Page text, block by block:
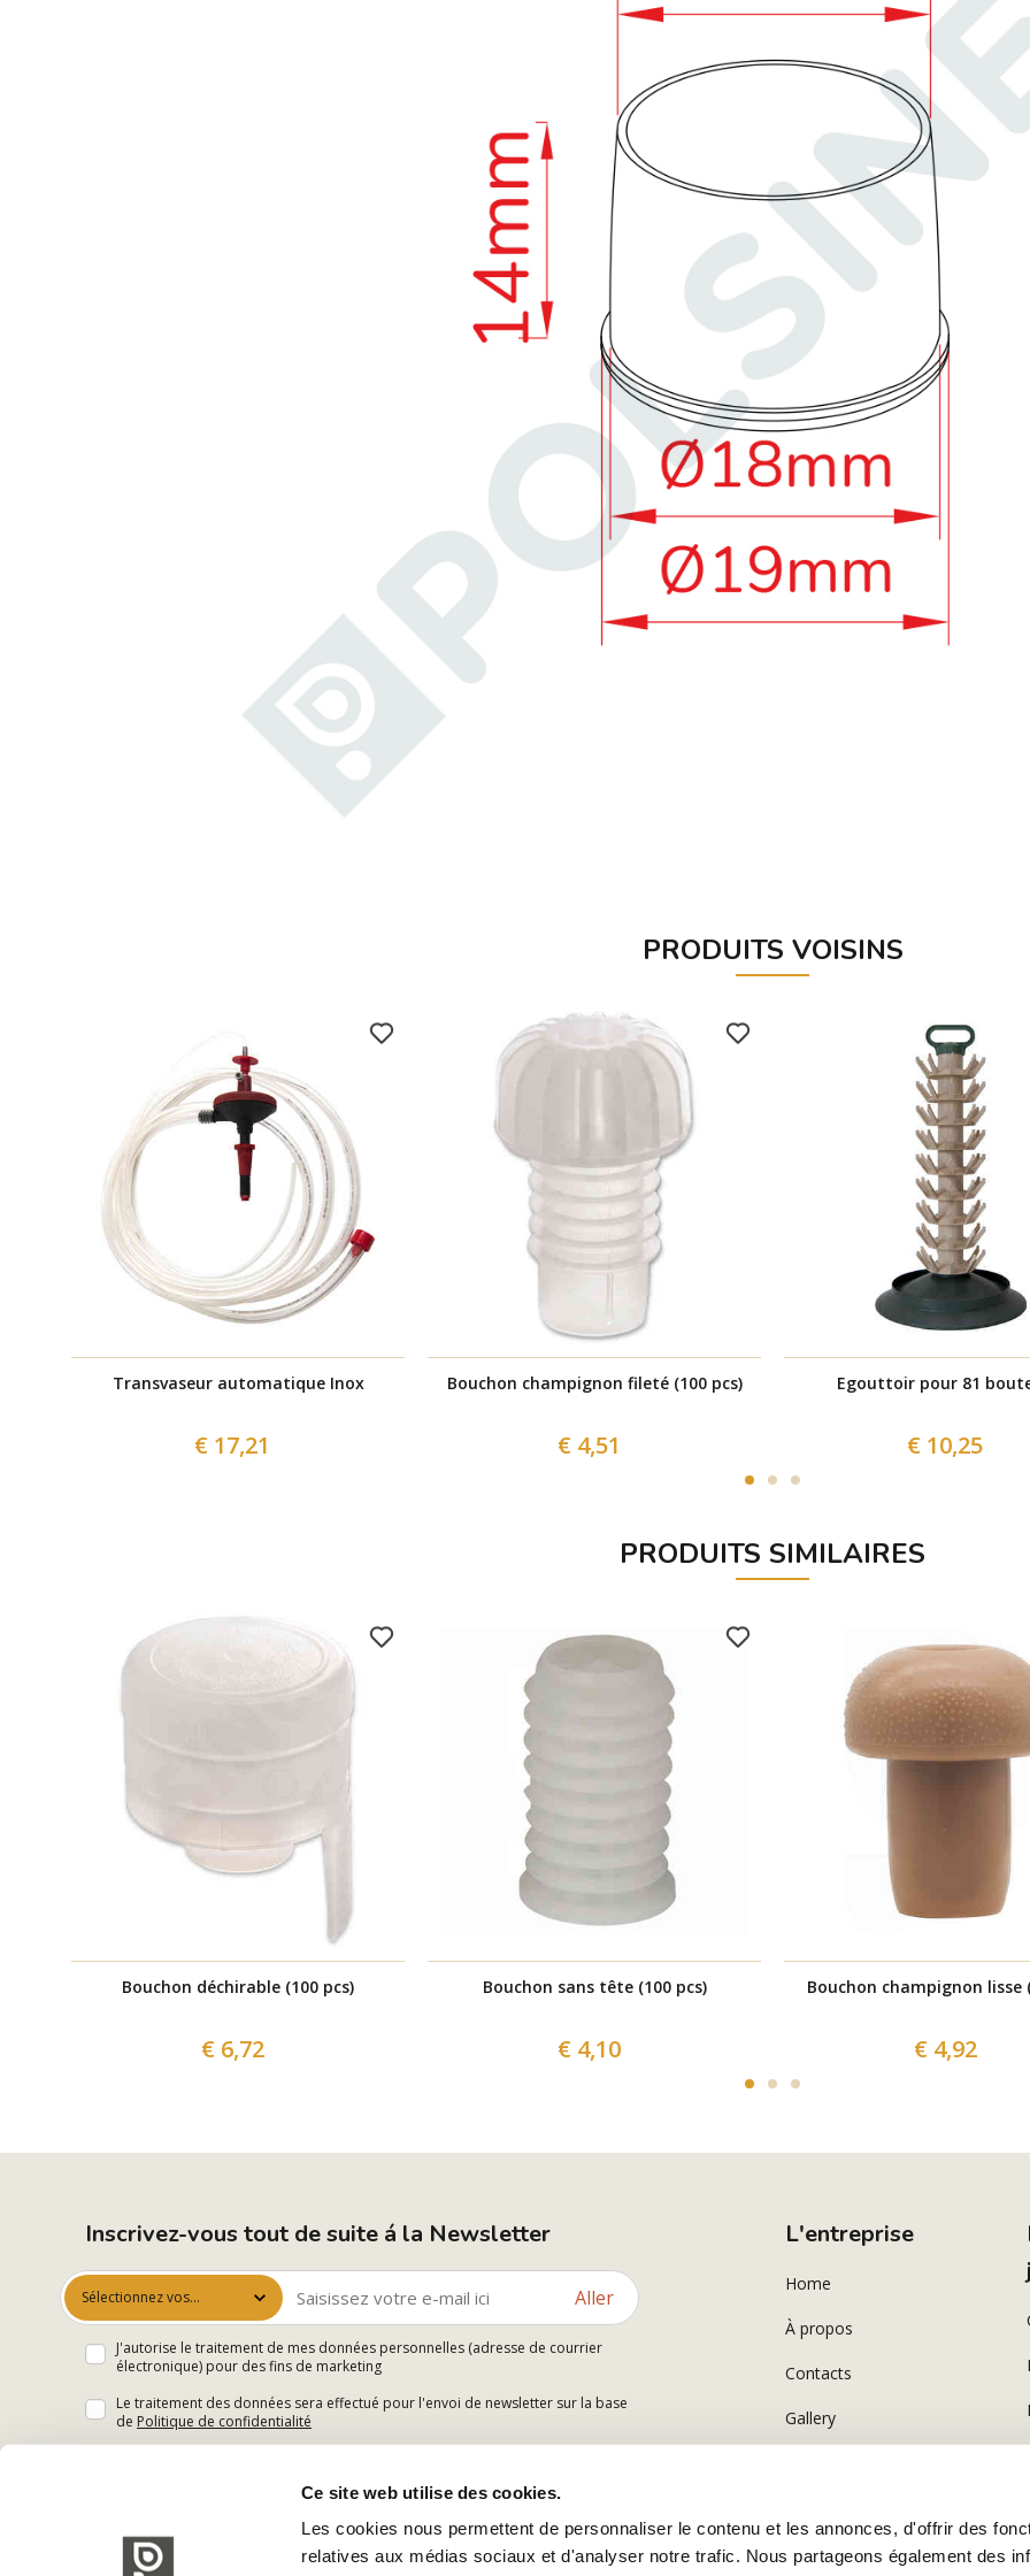
Ce site web utilise des cookies.
Les cookies nous permettent de personnaliser le contenu et les annonces, d'offrir des
relatives aux médias sociaux et d'analyser notre trafic. Nous partageons également des
PRODUITS VOISINS
Transvaseur automatique Inox
€ 17,21
Bouchon champignon fileté (100 pcs)
€ 4,51
Egouttoir pour 81
€ 10,25
PRODUITS SIMILAIRES
Bouchon déchirable (100 pcs)
€ 6,72
Bouchon sans tête (100 pcs)
€ 4,10
Bouchon champignon lisse
€ 4,92
Inscrivez-vous tout de suite á la Newsletter
Sélectionnez vos
centres d’intérêt
Aller
J'autorise le traitement de mes données personnelles (adresse de courrier
électronique) pour des fins de marketing
Le traitement des données sera effectué pour l'envoi de newsletter sur la base
de Politique de confidentialité
L'entreprise
Home
À propos
Contacts
Gallery